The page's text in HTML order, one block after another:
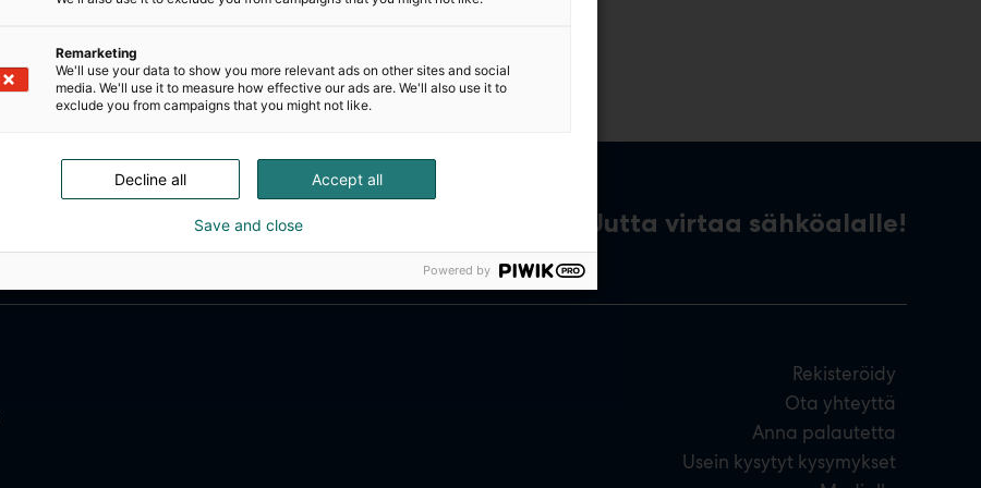
Uutta virtaa sähköalalle!
Rekisteröidy
Ota yhteyttä
Anna palautetta
Usein kysytyt kysymykset
Remarketing
We'll use your data to show you more relevant ads on other sites and social
media. We'll use it to measure how effective our ads are. We'll also use it to
exclude you from campaigns that you might not like.
Accept all
Decline all
Save and close
Powered by